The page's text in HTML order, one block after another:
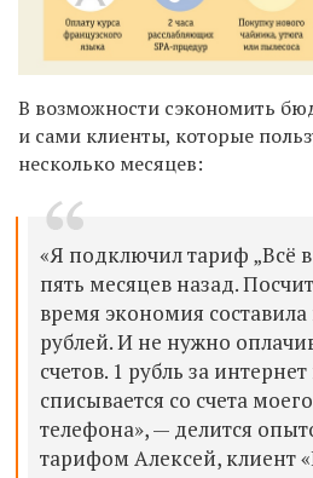
В возможности сэкономить
и сами клиенты, которые
несколько месяцев:
«Я подключил тариф „Всё
пять месяцев назад.
время экономия составила
рублей. И не нужно
счетов. 1 рубль за
списывается со счета
телефона», — делится
тарифом Алексей, клиент